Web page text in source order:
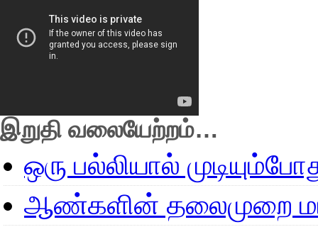
இறுதி வலையேற்றம்…
ஒரு பல்லியால்
ஆண்களின் தலைமுறை